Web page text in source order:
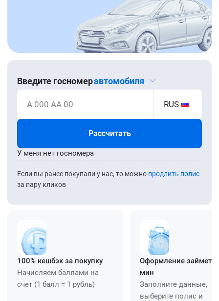
Введите госномеравтомобиля
А 000 АА 00 RUS
Рассчитать
Если вы ранее покупали у нас, то можно продлить полис
за пару кликов
У меня нет госномера
100% кешбэк за покупку
Начисляем баллами на
счет (1 балл = 1 рубль)
Оформление займет
мин
Заполните данные,
выберите полис и